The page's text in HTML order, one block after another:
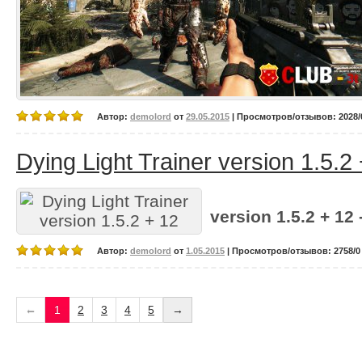
Автор: demolord от 29.05.2015 | Просмотров/отзывов: 2028/
Dying Light Trainer version 1.5.2
version 1.5.2 + 12
Автор: demolord от 1.05.2015 | Просмотров/отзывов: 2758/0
← 1 2 3 4 5 →